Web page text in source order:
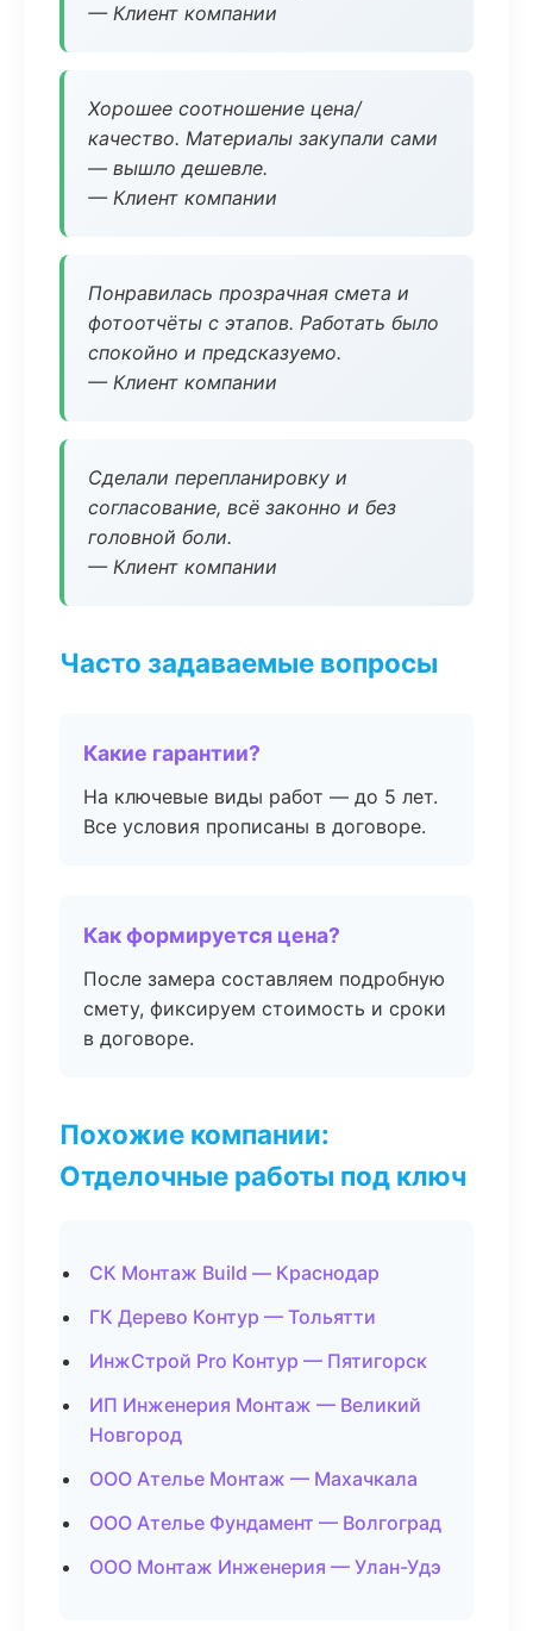
— Клиент компании
Хорошее соотношение цена/
качество. Материалы закупали сами
— вышло дешевле.
— Клиент компании
Понравилась прозрачная смета и
фотоотчёты с этапов. Работать было
спокойно и предсказуемо.
— Клиент компании
Сделали перепланировку и
согласование, всё законно и без
головной боли.
— Клиент компании
Часто задаваемые вопросы
Какие гарантии?
На ключевые виды работ — до 5 лет.
Все условия прописаны в договоре.
Как формируется цена?
После замера составляем подробную
смету, фиксируем стоимость и сроки
в договоре.
Похожие компании:
Отделочные работы под ключ
СК Монтаж Build — Краснодар
ГК Дерево Контур — Тольятти
ИнжСтрой Pro Контур — Пятигорск
ИП Инженерия Монтаж — Великий
Новгород
ООО Ателье Монтаж — Махачкала
ООО Ателье Фундамент — Волгоград
ООО Монтаж Инженерия — Улан-Удэ